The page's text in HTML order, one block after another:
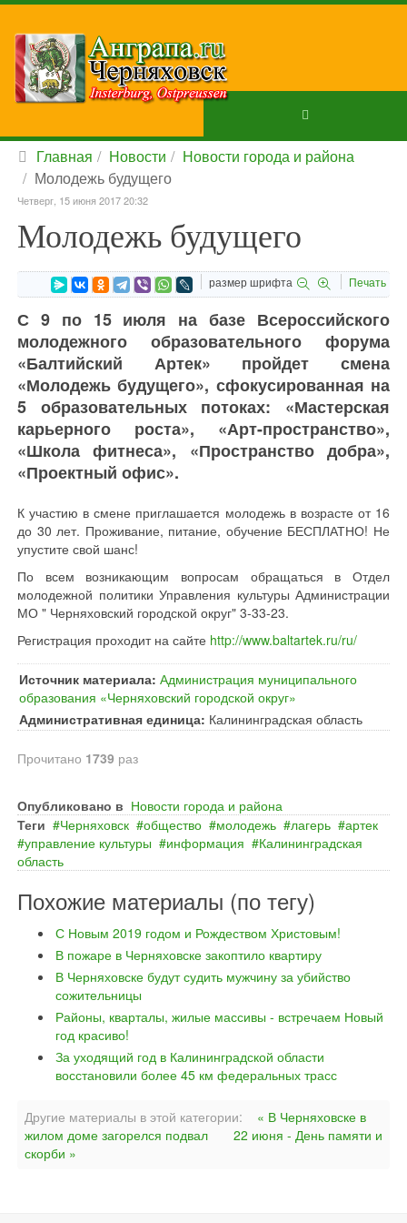
Главная Новости
Новости города и района
Молодежь будущего
Четверг, 15 июня 2017 20:32
Молодежь будущего
размер шрифта Печать
С 9 по 15 июля на базе Всероссийского
молодежного образовательного форума
«Балтийский Артек» пройдет смена
«Молодежь будущего», сфокусированная на
5 образовательных потоках: «Мастерская
карьерного роста», «Арт-пространство»,
«Школа фитнеса», «Пространство добра»,
«Проектный офис».
К участию в смене приглашается молодежь в возрасте от 16
до 30 лет. Проживание, питание, обучение БЕСПЛАТНО! Не
упустите свой шанс!
По всем возникающим вопросам обращаться в Отдел
молодежной политики Управления культуры Администрации
МО " Черняховский городской округ" 3-33-23.
Регистрация проходит на сайте http://www.baltartek.ru/ru/
Источник материала: Администрация муниципального
образования «Черняховский городской округ»
Административная единица: Калининградская область
Прочитано 1739 раз
Опубликовано в Новости города и района
Теги
Черняховск общество молодежь лагерь
артек
управление культуры
информация
Калининградская
область
Похожие материалы (по тегу)
С Новым 2019 годом и Рождеством Христовым!
В пожаре в Черняховске закоптило квартиру
В Черняховске будут судить мужчину за убийство
сожительницы
Районы, кварталы, жилые массивы - встречаем Новый
год красиво!
За уходящий год в Калининградской области
восстановили более 45 км федеральных трасс
Другие материалы в этой категории:
« В Черняховске в
жилом доме загорелся подвал
22 июня - День памяти и
скорби »